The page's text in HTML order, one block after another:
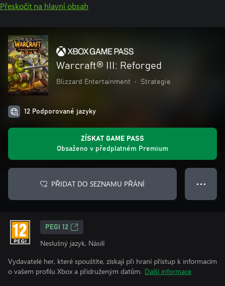
Přeskočit na hlavní obsah
Warcraft® III: Reforged
Blizzard Entertainment • Strategie
12 Podporované jazyky
ZÍSKAT GAME PASS
Obsaženo v předplatném Premium
PŘIDAT DO SEZNAMU PŘÁNÍ ● ● ●
PEGI 12
Neslušný jazyk, Násilí
Vydavatelé her, které spouštíte, získají při hraní přístup k informacím
o vašem profilu Xbox a přidruženým datům. Další informace